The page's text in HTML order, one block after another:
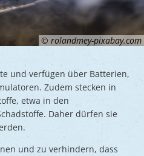
© rolandmey-pixabay.com
und verfügen über Batterien,
Zudem stecken in
etwa in den
Daher dürfen sie
und zu verhindern, dass